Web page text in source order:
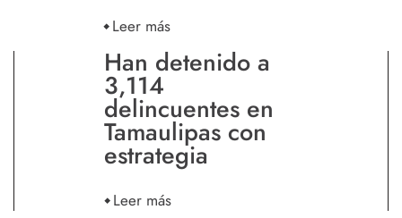
Leer más
Han detenido a
3,114
delincuentes en
Tamaulipas con
estrategia
Leer más